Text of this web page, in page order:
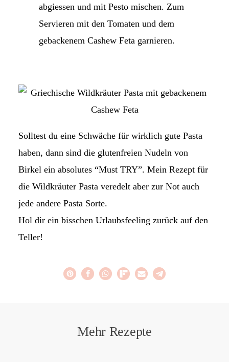
abgiessen und mit Pesto mischen. Zum
Servieren mit den Tomaten und dem
gebackenem Cashew Feta garnieren.
Solltest du eine Schwäche für wirklich gute Pasta
haben, dann sind die glutenfreien Nudeln von
Birkel ein absolutes “Must TRY”. Mein Rezept für
die Wildkräuter Pasta veredelt aber zur Not auch
jede andere Pasta Sorte.
Hol dir ein bisschen Urlaubsfeeling zurück auf den
Teller!
Mehr Rezepte